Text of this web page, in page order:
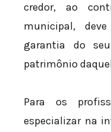
credor, ao
municipal,
garantia do
patrimônio
Para os
especializar na